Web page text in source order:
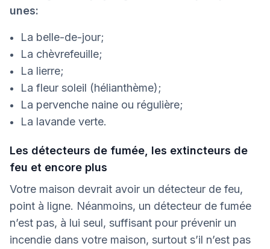
unes:
La belle-de-jour;
La chèvrefeuille;
La lierre;
La fleur soleil (hélianthème);
La pervenche naine ou régulière;
La lavande verte.
Les détecteurs de fumée, les extincteurs de
feu et encore plus
Votre maison devrait avoir un détecteur de feu,
point à ligne. Néanmoins, un détecteur de fumée
n’est pas, à lui seul, suffisant pour prévenir un
incendie dans votre maison, surtout s’il n’est pas